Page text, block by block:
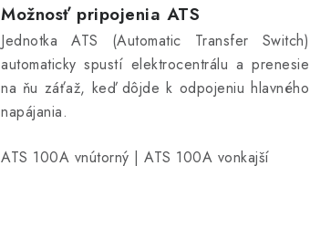
Možnosť pripojenia ATS
Jednotka ATS (Automatic Transfer Switch)
automaticky spustí elektrocentrálu a prenesie
na ňu záťaž, keď dôjde k odpojeniu hlavného
napájania.
ATS 100A vnútorný | ATS 100A vonkajší